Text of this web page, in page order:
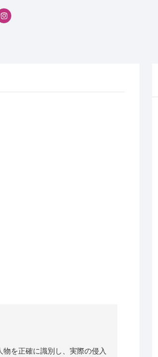
を正確に識別し、実際の侵入